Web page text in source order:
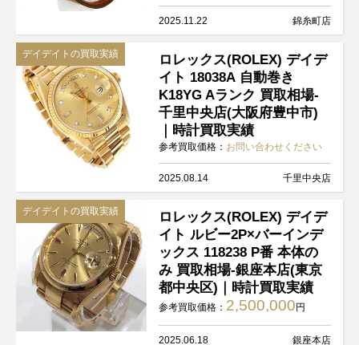
2025.11.22 錦糸町店
デイデイトの買取実績
ロレックス(ROLEX) デイデ
イト 18038A 自動巻き
K18YG Aランク 買取相場-
千里中央店(大阪府豊中市)
｜時計買取実績
参考買取価格： お問い合わせください
2025.08.14 千里中央店
デイデイトの買取実績
ロレックス(ROLEX) デイデ
イト ルビー2P×バーインデ
ックス 118238 P番 本体の
み 買取相場-銀座本店(東京
都中央区)｜時計買取実績
参考買取価格： 2,500,000 円
2025.06.18 銀座本店